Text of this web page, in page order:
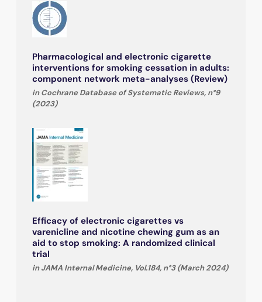
Pharmacological and electronic cigarette
interventions for smoking cessation in adults:
component network meta-analyses (Review)
in Cochrane Database of Systematic Reviews, n°9
(2023)
Efficacy of electronic cigarettes vs
varenicline and nicotine chewing gum as an
aid to stop smoking: A randomized clinical
trial
in JAMA Internal Medicine, Vol.184, n°3 (March 2024)